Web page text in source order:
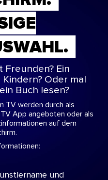
Freunden? Ein
Oder mal
Buch lesen?
TV werden durch als
App angeboten oder als
auf dem
und